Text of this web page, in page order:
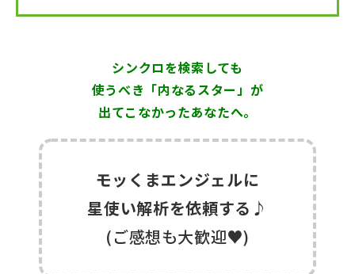
シンクロを検索しても
使うべき「内なるスター」が
出てこなかったあなたへ。
モッくまエンジェルに
星使い解析を依頼する♪
(ご感想も大歓迎♥)